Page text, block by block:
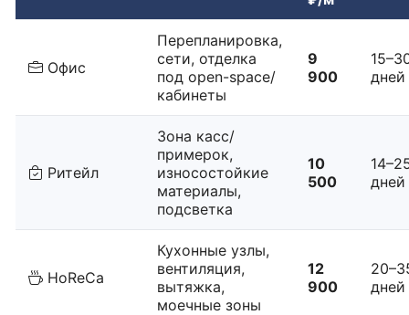
Офис
Перепланировка,
сети, отделка
под open-space/
кабинеты
9
900
дней
Ритейл
Зона касс/
примерок,
износостойкие
материалы,
подсветка
10
500
дней
HoReCa
Кухонные узлы,
вентиляция,
вытяжка,
моечные зоны
12
900
дней